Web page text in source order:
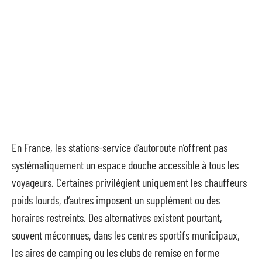
En France, les stations-service d’autoroute n’offrent pas
systématiquement un espace douche accessible à tous les
voyageurs. Certaines privilégient uniquement les chauffeurs
poids lourds, d’autres imposent un supplément ou des
horaires restreints. Des alternatives existent pourtant,
souvent méconnues, dans les centres sportifs municipaux,
les aires de camping ou les clubs de remise en forme